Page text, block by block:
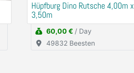
Hüpfburg Dino Rutsche 4,00m x
3,50m
60,00 € / Day
49832 Beesten